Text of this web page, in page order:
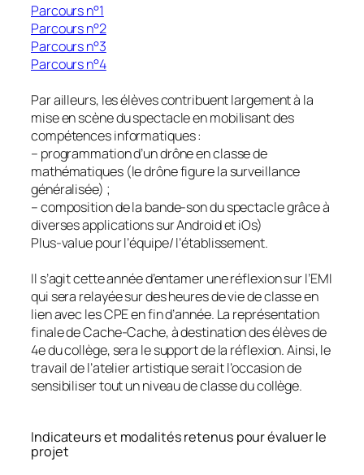
Parcours n°1
Parcours n°2
Parcours n°3
Parcours n°4
Par ailleurs, les élèves contribuent largement à la
mise en scène du spectacle en mobilisant des
compétences informatiques :
– programmation d’un drône en classe de
mathématiques (le drône figure la surveillance
généralisée) ;
– composition de la bande-son du spectacle grâce à
diverses applications sur Android et iOs)
Plus-value pour l’équipe/ l’établissement.
Il s’agit cette année d’entamer une réflexion sur l’EMI
qui sera relayée sur des heures de vie de classe en
lien avec les CPE en fin d’année. La représentation
finale de Cache-Cache, à destination des élèves de
4e du collège, sera le support de la réflexion. Ainsi, le
travail de l’atelier artistique serait l’occasion de
sensibiliser tout un niveau de classe du collège.
Indicateurs et modalités retenus pour évaluer le
projet